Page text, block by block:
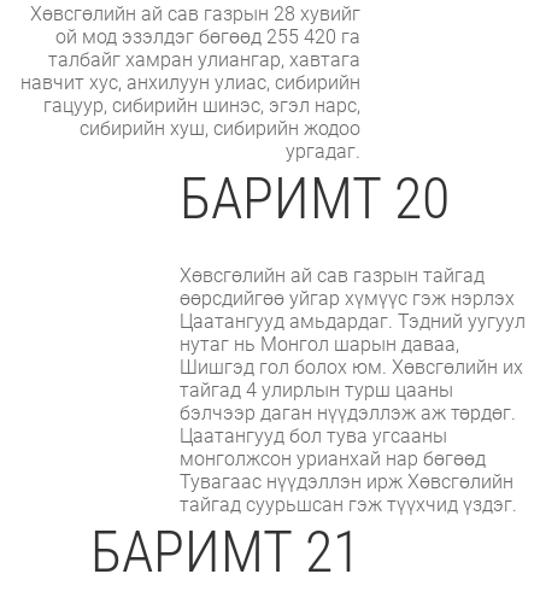
Хөвсгөлийн ай сав газрын 28 хувийг
ой мод эзэлдэг бөгөөд 255 420 га
талбайг хамран улиангар, хавтага
навчит хус, анхилуун улиас, сибирийн
гацуур, сибирийн шинэс, эгэл нарс,
сибирийн хуш, сибирийн жодоо
ургадаг.
БАРИМТ 20
Хөвсгөлийн ай сав газрын тайгад
өөрсдийгөө уйгар хүмүүс гэж нэрлэх
Цаатангууд амьдардаг. Тэдний уугуул
нутаг нь Монгол шарын даваа,
Шишгэд гол болох юм. Хөвсгөлийн их
тайгад 4 улирлын турш цааны
бэлчээр даган нүүдэллэж аж төрдөг.
Цаатангууд бол тува угсааны
монголжсон урианхай нар бөгөөд
Тувагаас нүүдэллэн ирж Хөвсгөлийн
тайгад суурьшсан гэж түүхчид үздэг.
БАРИМТ 21